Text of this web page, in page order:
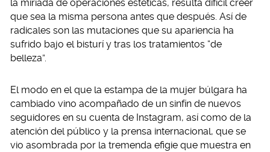
la miríada de operaciones estéticas, resulta difícil creer
que sea la misma persona antes que después. Así de
radicales son las mutaciones que su apariencia ha
sufrido bajo el bisturí y tras los tratamientos “de
belleza”.
El modo en el que la estampa de la mujer búlgara ha
cambiado vino acompañado de un sinfín de nuevos
seguidores en su cuenta de Instagram, así como de la
atención del público y la prensa internacional, que se
vio asombrada por la tremenda efigie que muestra en